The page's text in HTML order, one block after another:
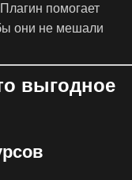
помогает
они не мешали
выгодное